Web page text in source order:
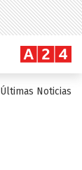
Últimas Noticias